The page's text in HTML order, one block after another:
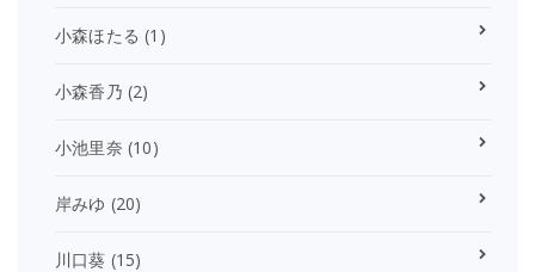
小森ほたる (1)
小森香乃 (2)
小池里奈 (10)
岸みゆ (20)
川口葵 (15)